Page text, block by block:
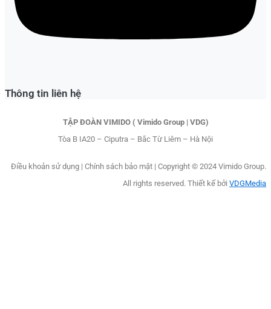
Thông tin liên hệ
TẬP ĐOÀN VIMIDO ( Vimido Group | VDG)
Tòa B IA20 – Ciputra – Bắc Từ Liêm – Hà Nội
Điều khoản sử dụng | Chính sách bảo mật | Copyright © 2024 Vimido Group.
All rights reserved. Thiết kế bởi VDGMedia